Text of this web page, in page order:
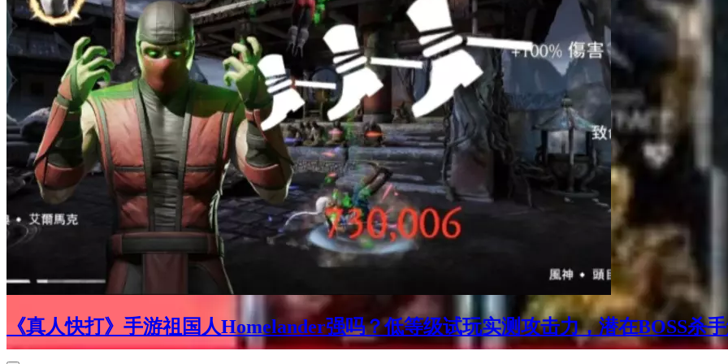
《真人快打》手游祖国人Homelander强吗？低等级试玩实测攻击力，潜在BOSS杀